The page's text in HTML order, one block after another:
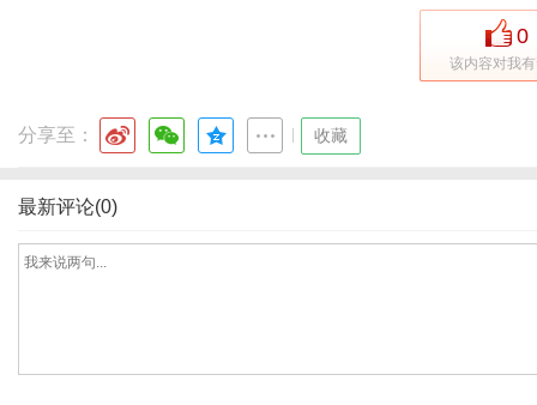
0
该内容对我
分享至： 收藏
最新评论(0)